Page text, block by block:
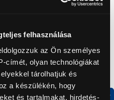
felhasználása
az Ön személyes
címét, olyan technológiákat
tárolhatjuk és
a készülékén, hogy
és tartalmakat, hirdetés-